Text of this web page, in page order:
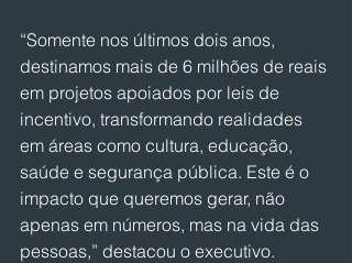
“Somente nos últimos dois anos,
destinamos mais de 6 milhões de reais
em projetos apoiados por leis de
incentivo, transformando realidades
em áreas como cultura, educação,
saúde e segurança pública. Este é o
impacto que queremos gerar, não
apenas em números, mas na vida das
pessoas,” destacou o executivo.